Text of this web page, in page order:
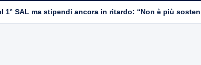
1° SAL ma stipendi ancora in ritardo: “Non è più